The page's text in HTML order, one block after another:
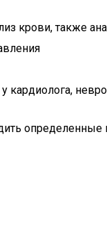
крови, также
кардиолога,
определенные